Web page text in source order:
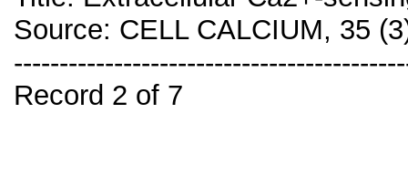
Source: CELL CALCIUM, 35
Record 2 of 7